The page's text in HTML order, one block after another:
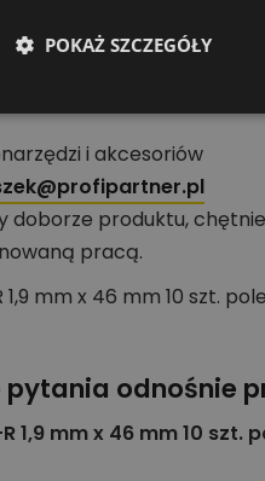
warsztatu,
działu narzędzi i
i akcesoriów
produktu,
pracą.
1,9 mm x 46 mm 10 szt.
odnośnie
1,9 mm x 46 mm 10
POKAŻ SZCZEGÓŁY